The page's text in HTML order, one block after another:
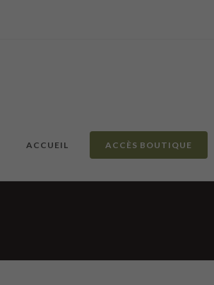
ACCUEIL ACCÈS BOUTIQUE